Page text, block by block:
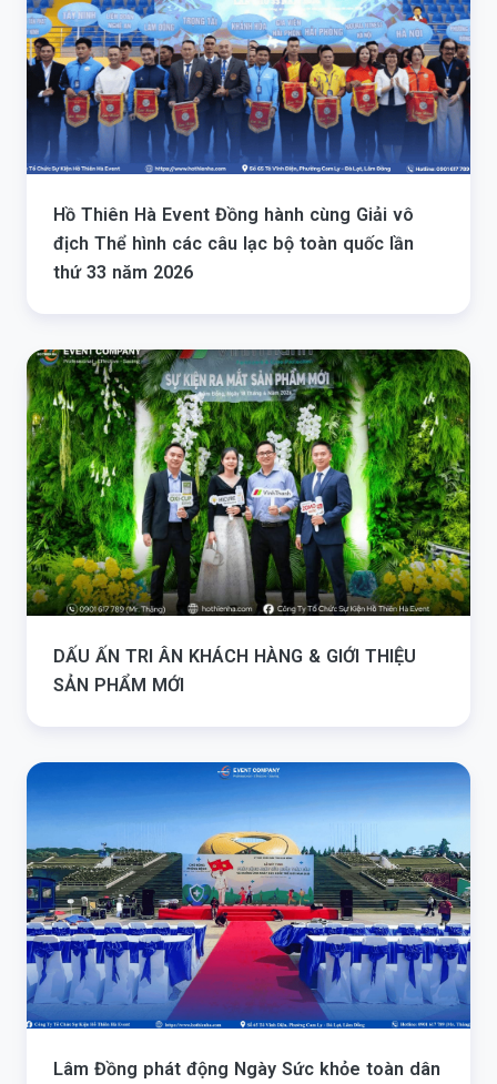
Hồ Thiên Hà Event Đồng hành cùng Giải vô
địch Thể hình các câu lạc bộ toàn quốc lần
thứ 33 năm 2026
DẤU ẤN TRI ÂN KHÁCH HÀNG & GIỚI THIỆU
SẢN PHẨM MỚI
Lâm Đồng phát động Ngày Sức khỏe toàn dân